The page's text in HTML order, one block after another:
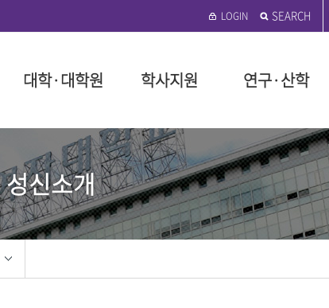
SEARCH
성신학원
성신학원 소개
임원 현황
이사회 회의록
정관 및 시행세칙
법인설치학교
성신비전
교육이념
성신 VISION 2035
일반대학원 특수대학원
교육대학원
융합산업대학원
대학·대학원
대학(미아운정그린)
인문융합예술대학
사회과학대학
자연과학대학
공과대학
간호대학
일반대학원
학사지원
학사 행정
대학요람
교육과정
학사제도 안내 동영상
수업
다전공
장학 제도
장학금 지급규정안내
장학금 시행세칙안내
신입생 장학
재학생 장학
연구·산학
뉴스레터 연구기관
외국인 입학 국제학부
돈암수정 편의시설
구내식당
복지편의시설
도서관
기숙사
생활관(난향원)
미아운정 편의시설
구내식당
복지편의시설
도서관
성신건강관리팀
성신소개